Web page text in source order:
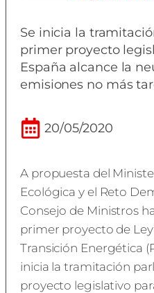
Se inicia la
primer proyecto
España alcance la
emisiones no más
20/05/2020
A propuesta del
Ecológica y el Reto
Consejo de Ministros
primer proyecto de
Transición Energética
inicia la tramitación
proyecto legislativo